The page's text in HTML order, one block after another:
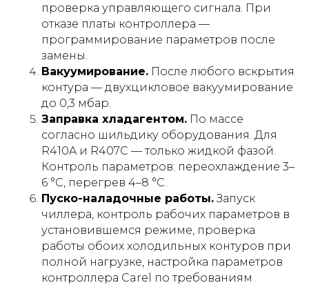
проверка управляющего сигнала. При
отказе платы контроллера —
программирование параметров после
замены.
Вакуумирование. После любого вскрытия
контура — двухцикловое вакуумирование
до 0,3 мбар.
Заправка хладагентом. По массе
согласно шильдику оборудования. Для
R410A и R407C — только жидкой фазой.
Контроль параметров: переохлаждение 3–
6 °C, перегрев 4–8 °C.
Пуско-наладочные работы.Запуск
чиллера, контроль рабочих параметров в
установившемся режиме, проверка
работы обоих холодильных контуров при
полной нагрузке, настройка параметров
контроллера Carel по требованиям